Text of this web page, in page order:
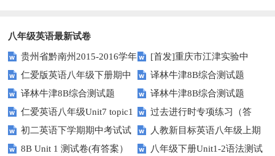
八年级英语最新试卷
贵州省黔南州2015-2016学年
八年级上学期期末统考英语试题
（图片版）
[首发]重庆市江津实验中
学、李市中学、白沙中学2016-
2017学年八年级下学期期中联
考英语
仁爱版英语八年级下册期中
测试卷及答案
译林牛津8B综合测试题
（Unit2）
译林牛津8B综合测试题
（Unit1）
译林牛津8B综合测试题
（Unit3）
仁爱英语八年级Unit7 topic1
测试题及答案
过去进行时专项练习（答
案）
初二英语下学期期中考试试
卷
人教新目标英语八年级上期
末测试题1
8B Unit 1 测试卷(有答案）
八年级下册Unit1-2语法测试